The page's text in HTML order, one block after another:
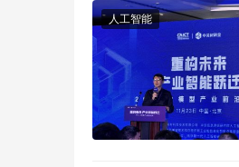
人工智能